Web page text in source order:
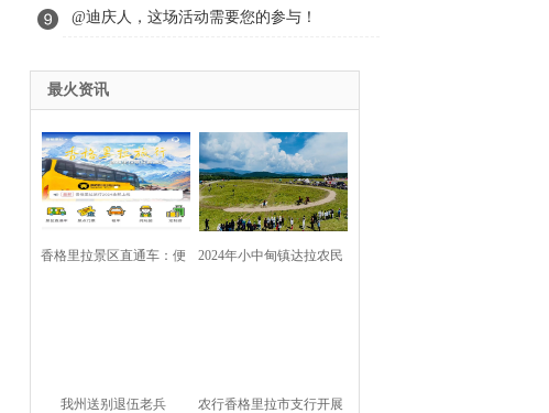
@迪庆人，这场活动需要您的参与！
最火资讯
香格里拉景区直通车：便 2024年小中甸镇达拉农民
我州送别退伍老兵​ 农行香格里拉市支行开展